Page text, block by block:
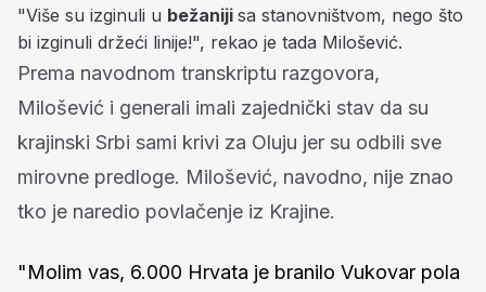
"Više su izginuli u bežaniji sa stanovništvom, nego što
bi izginuli držeći linije!", rekao je tada Milošević.
Prema navodnom transkriptu razgovora,
Milošević i generali imali zajednički stav da su
krajinski Srbi sami krivi za Oluju jer su odbili sve
mirovne predloge. Milošević, navodno, nije znao
tko je naredio povlačenje iz Krajine.
"Molim vas, 6.000 Hrvata je branilo Vukovar pola